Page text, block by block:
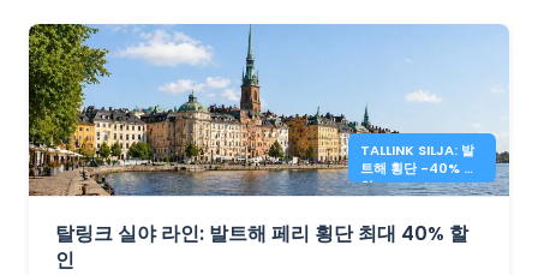
TALLINK SILJA: 발
트해 횡단 -40% 할
인
탈링크 실야 라인: 발트해 페리 횡단 최대 40% 할
인